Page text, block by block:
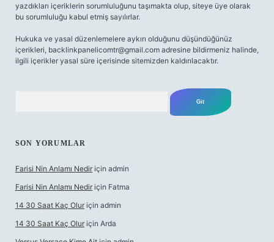
yazdıkları içeriklerin sorumluluğunu taşımakta olup, siteye üye olarak
bu sorumluluğu kabul etmiş sayılırlar.
Hukuka ve yasal düzenlemelere aykırı olduğunu düşündüğünüz
içerikleri, backlinkpanelicomtr@gmail.com adresine bildirmeniz halinde,
ilgili içerikler yasal süre içerisinde sitemizden kaldırılacaktır.
SON YORUMLAR
Farisi Nin Anlamı Nedir için admin
Farisi Nin Anlamı Nedir için Fatma
14 30 Saat Kaç Olur için admin
14 30 Saat Kaç Olur için Arda